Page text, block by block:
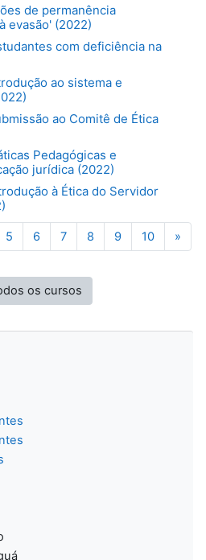
de permanência
evasão' (2022)
com deficiência na
ao sistema e
ao Comitê de Ética
Pedagógicas e
jurídica (2022)
à Ética do Servidor
4
5Página 5
6Página 6
7Página 7
8Página 8
9Página 9
10Página 10
»
os cursos